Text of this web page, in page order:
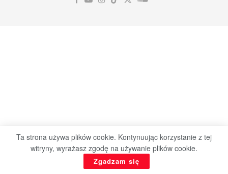
Ta strona używa plików cookie. Kontynuując korzystanie z tej
witryny, wyrażasz zgodę na używanie plików cookie.
Zgadzam się